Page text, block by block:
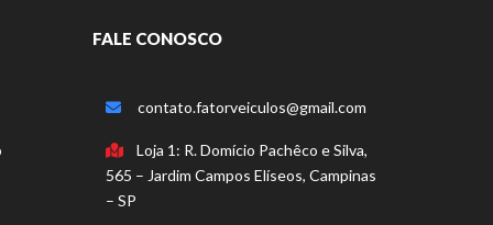
FALE CONOSCO
contato.fatorveiculos@gmail.com
Loja 1: R. Domício Pachêco e Silva,
565 – Jardim Campos Elíseos, Campinas
– SP